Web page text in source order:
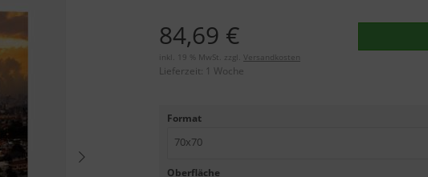
84,69 €
inkl. 19 % MwSt. zzgl. Versandkosten
Lieferzeit: 1 Woche
Format
70x70
Oberfläche